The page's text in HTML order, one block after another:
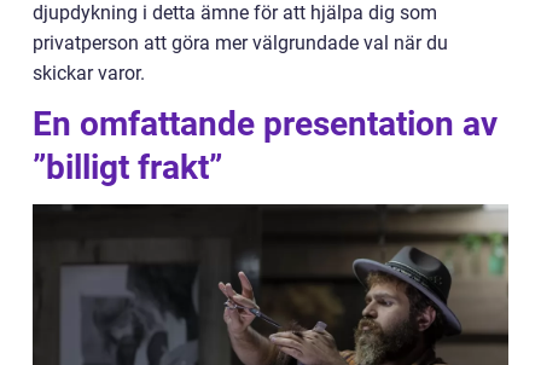
djupdykning i detta ämne för att hjälpa dig som
privatperson att göra mer välgrundade val när du
skickar varor.
En omfattande presentation av
”billigt frakt”